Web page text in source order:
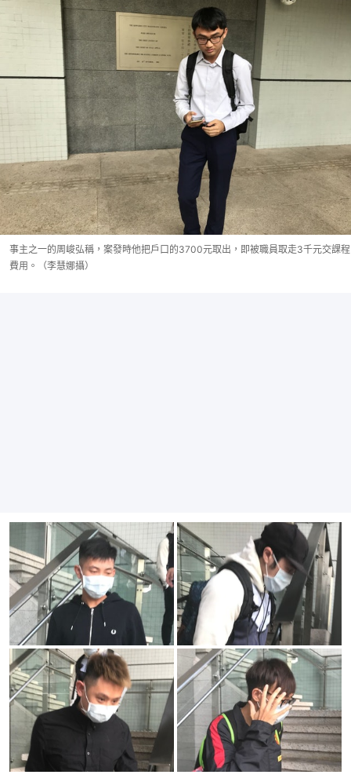
事主之一的周峻弘稱，案發時他把戶口的3700元取出，即被職員取走3千元交課程
費用。（李慧娜攝）